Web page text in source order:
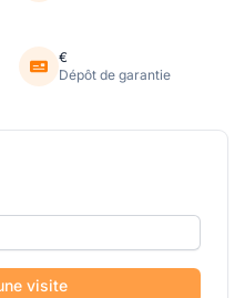
€
Dépôt de garantie
visite